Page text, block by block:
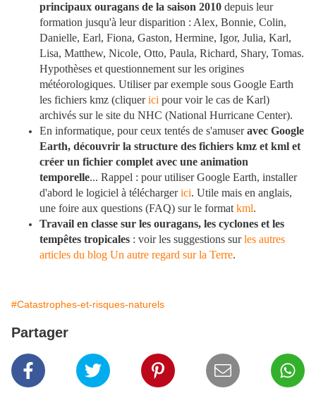
principaux ouragans de la saison 2010 depuis leur
formation jusqu'à leur disparition : Alex, Bonnie, Colin,
Danielle, Earl, Fiona, Gaston, Hermine, Igor, Julia, Karl,
Lisa, Matthew, Nicole, Otto, Paula, Richard, Shary, Tomas.
Hypothèses et questionnement sur les origines
météorologiques. Utiliser par exemple sous Google Earth
les fichiers kmz (cliquerici pour voir le cas de Karl)
archivés sur le site du NHC (National Hurricane Center).
En informatique, pour ceux tentés de s'amuseravec Google
Earth, découvrir la structure des fichiers kmz et kml et
créer un fichier complet avec une animation
temporelle... Rappel : pour utiliser Google Earth, installer
d'abord le logiciel à téléchargerici. Utile mais en anglais,
une foire aux questions (FAQ) sur le format kml.
Travail en classe sur les ouragans, les cyclones et les
tempêtes tropicales : voir les suggestions surles autres
articles du blog Un autre regard sur la Terre.
#Catastrophes-et-risques-naturels
Partager